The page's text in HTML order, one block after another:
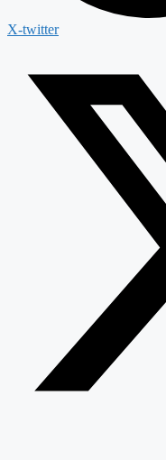
X-twitter